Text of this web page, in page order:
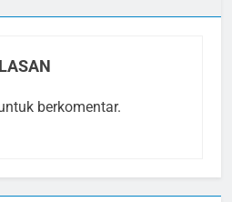
berkomentar.